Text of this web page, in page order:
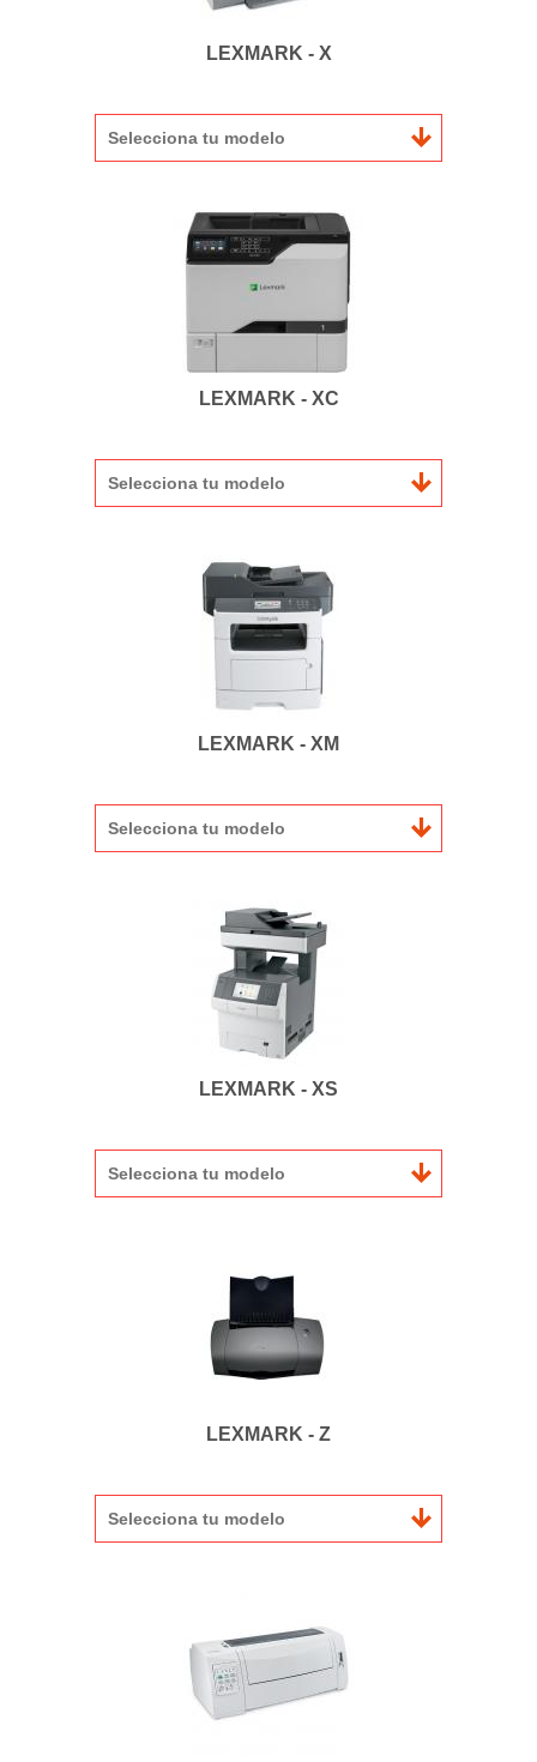
LEXMARK - X
Selecciona tu modelo
LEXMARK - XC
Selecciona tu modelo
LEXMARK - XM
Selecciona tu modelo
LEXMARK - XS
Selecciona tu modelo
LEXMARK - Z
Selecciona tu modelo